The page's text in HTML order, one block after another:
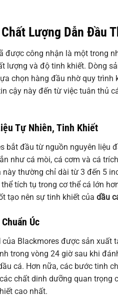
Lượng Dẫn Đầu
được công nhận là một trong
lượng và độ tinh khiết. Dòng
chọn hàng đầu nhờ quy
cậy này đến từ việc tuân thủ
Tự Nhiên, Tinh Khiết
bắt đầu từ nguồn nguyên liệu
như cá mòi, cá cơm và cá
này thường chỉ dài từ 3 đến 5
tích tụ trong cơ thể cá lớn
tạo nên sự tinh khiết của dầu
Úc
của Blackmores được sản xuất
trong vòng 24 giờ sau khi
cá. Hơn nữa, các bước tinh
chất dinh dưỡng quan trọng
cao nhất.